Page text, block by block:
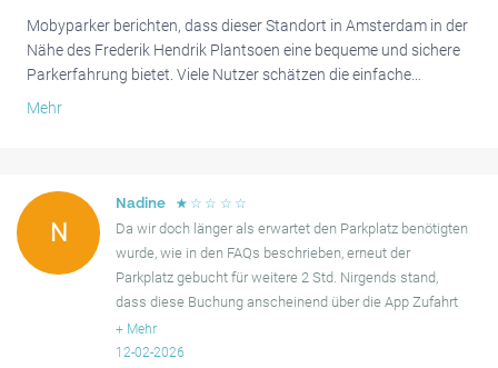
Mobyparker berichten, dass dieser Standort in Amsterdam in der
Nähe des Frederik Hendrik Plantsoen eine bequeme und sichere
Parkerfahrung bietet. Viele Nutzer schätzen die einfache
Buchung und den Zugang zur Garage über Links, die an ihr
reibungslosen Ein- und Ausfahrtsprozess hervor. Die Nähe zum
Stadtzentrum und zu öffentlichen Verkehrsmitteln, wie der
nahegelegenen Straßenbahn, erhöht die Attraktivität. Die
meisten Fahrer fanden die Anlage dank Toren und kontrolliertem
Eingang sicher, was sie zu einer zuverlässigen Wahl zum Parken
Mehr
N
Nadine ☆ ☆ ☆ ☆ ☆
Da wir doch länger als erwartet den Parkplatz benötigten
wurde, wie in den FAQs beschrieben, erneut der
Parkplatz gebucht für weitere 2 Std. Nirgends stand,
dass diese Buchung anscheinend über die App Zufahrt
Tor wieder aktiviert werden musste. Dies haben wir
auch nicht
+ Mehr
12-02-2026